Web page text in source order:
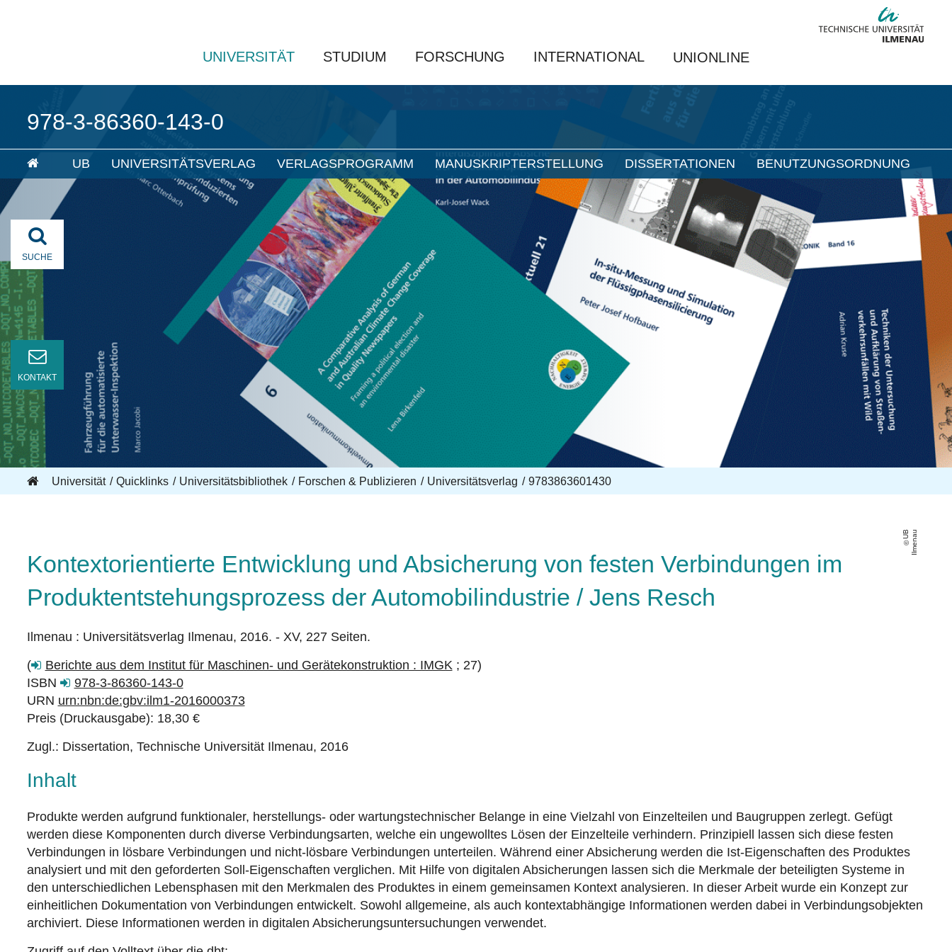
UNIVERSITÄT STUDIUM FORSCHUNG INTERNATIONAL UNIONLINE
978-3-86360-143-0
UB UNIVERSITÄTSVERLAG VERLAGSPROGRAMM MANUSKRIPTERSTELLUNG DISSERTATIONEN BENUTZUNGSORDNUNG
SUCHE
KONTAKT
Universität Quicklinks Universitätsbibliothek Forschen & Publizieren Universitätsverlag 9783863601430
U
B
Il
m
e
n
a u
Kontextorientierte Entwicklung und Absicherung von festen Verbindungen im
Produktentstehungsprozess der Automobilindustrie / Jens Resch
Ilmenau : Universitätsverlag Ilmenau, 2016. - XV, 227 Seiten.
(
Berichte aus dem Institut für Maschinen- und Gerätekonstruktion : IMGK; 27)
ISBN
978-3-86360-143-0
URN urn:nbn:de:gbv:ilm1-2016000373
Preis (Druckausgabe): 18,30 €
Zugl.: Dissertation, Technische Universität Ilmenau, 2016
Inhalt
Produkte werden aufgrund funktionaler, herstellungs- oder wartungstechnischer Belange in eine Vielzahl von Einzelteilen und Baugruppen zerlegt. Gefügt
werden diese Komponenten durch diverse Verbindungsarten, welche ein ungewolltes Lösen der Einzelteile verhindern. Prinzipiell lassen sich diese festen
Verbindungen in lösbare Verbindungen und nicht-lösbare Verbindungen unterteilen. Während einer Absicherung werden die Ist-Eigenschaften des Produktes
analysiert und mit den geforderten Soll-Eigenschaften verglichen. Mit Hilfe von digitalen Absicherungen lassen sich die Merkmale der beteiligten Systeme in
den unterschiedlichen Lebensphasen mit den Merkmalen des Produktes in einem gemeinsamen Kontext analysieren. In dieser Arbeit wurde ein Konzept zur
einheitlichen Dokumentation von Verbindungen entwickelt. Sowohl allgemeine, als auch kontextabhängige Informationen werden dabei in Verbindungsobjekten
archiviert. Diese Informationen werden in digitalen Absicherungsuntersuchungen verwendet.